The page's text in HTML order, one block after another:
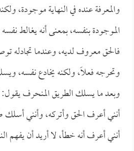
والمعرفة عنده في النهاية موجودة،
الموجودة بنفسه، بمعنى أنه يغالط
فالحق معروف لديه، وعندما تجادله
وتحرجه فعلاً، ولكنه يخادع نفسه،
وبعد ما يسلك الطريق المنحرف
أنني أعرف الحق وأتركه، وأنني
أنني أعرف أنه خطأ، لا أريد أن يفهم